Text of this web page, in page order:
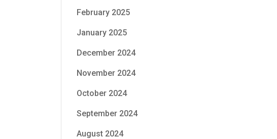
February 2025
January 2025
December 2024
November 2024
October 2024
September 2024
August 2024